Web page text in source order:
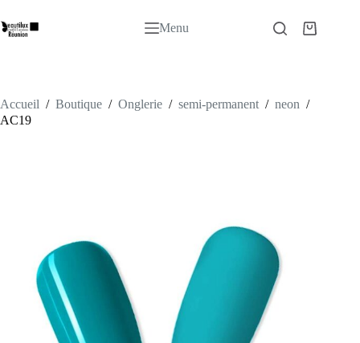
au
contenu
Menu
Panier
Accueil / Boutique / Onglerie / semi-permanent / neon /
AC19